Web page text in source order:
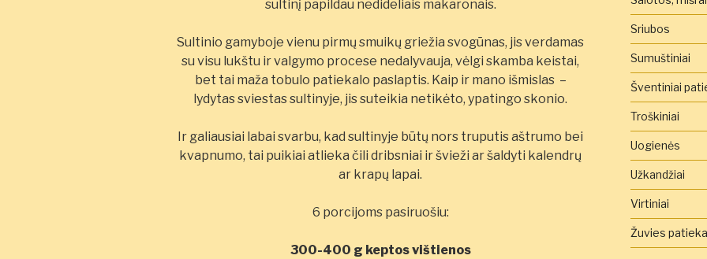
sultinį papildau nedideliais makaronais.
Sultinio gamyboje vienu pirmų smuikų griežia svogūnas, jis verdamas
su visu lukštu ir valgymo procese nedalyvauja, vėlgi skamba keistai,
bet tai maža tobulo patiekalo paslaptis. Kaip ir mano išmislas –
lydytas sviestas sultinyje, jis suteikia netikėto, ypatingo skonio.
Ir galiausiai labai svarbu, kad sultinyje būtų nors truputis aštrumo bei
kvapnumo, tai puikiai atlieka čili dribsniai ir švieži ar šaldyti kalendrų
ar krapų lapai.
6 porcijoms pasiruošiu:
300-400 g keptos vištienos
Sriubos
Sumuštiniai
Šventiniai
Troškiniai
Uogienės
Užkandžiai
Virtiniai
Žuvies